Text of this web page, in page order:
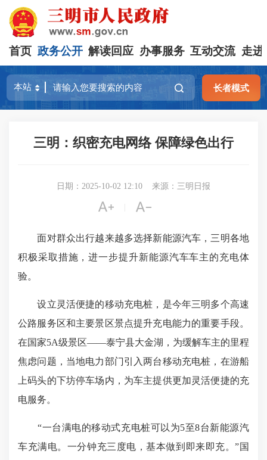
首页 政务公开 解读回应 办事服务 互动交流 走进
长者模式
三明：织密充电网络 保障绿色出行
日期：2025-10-02 12:10 来源：三明日报
 
面对群众出行越来越多选择新能源汽车，三明各地
积极采取措施，进一步提升新能源汽车车主的充电体
验。
设立灵活便捷的移动充电桩，是今年三明多个高速
公路服务区和主要景区景点提升充电能力的重要手段。
在国家5A级景区——泰宁县大金湖，为缓解车主的里程
焦虑问题，当地电力部门引入两台移动充电桩，在游船
上码头的下坊停车场内，为车主提供更加灵活便捷的充
电服务。
“一台满电的移动式充电桩可以为5至8台新能源汽
车充满电。一分钟充三度电，基本做到即来即充。”国